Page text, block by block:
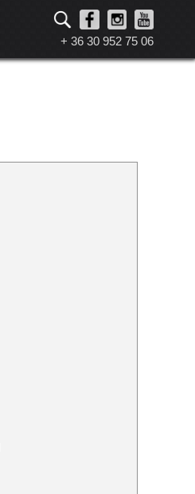
+ 36 30 952 75 06